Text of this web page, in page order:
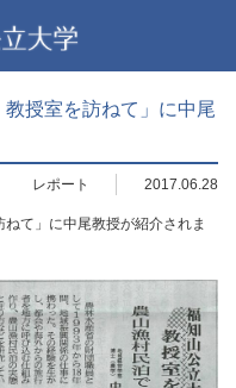
授室を訪ねて」に中尾
レポート 2017.06.28
て」に中尾教授が紹介されま